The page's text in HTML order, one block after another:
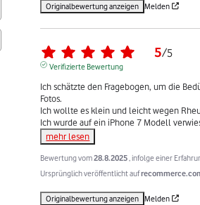
Originalbewertung anzeigen Melden
5/5
Verifizierte Bewertung
Ich schätzte den Fragebogen, um die
Fotos.
Ich wollte es klein und leicht wegen
Ich wurde auf ein iPhone 7 Modell
mehr lesen
Bewertung vom28.8.2025 , infolge einer
Ursprünglich veröffentlicht auf
Originalbewertung anzeigen Melden